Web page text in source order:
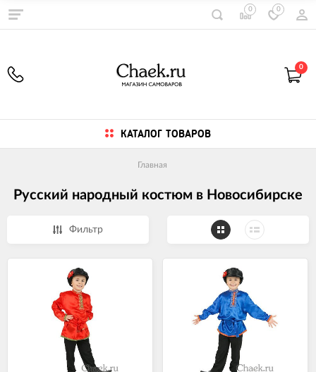
0 0
0
КАТАЛОГ ТОВАРОВ
Главная
Русский народный костюм в Новосибирске
Фильтр